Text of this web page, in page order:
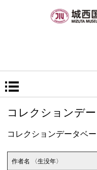
コレクションデ
コレクションデータベ
作者名 〈生没年〉